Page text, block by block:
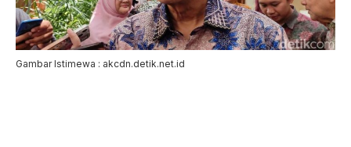
Gambar Istimewa : akcdn.detik.net.id